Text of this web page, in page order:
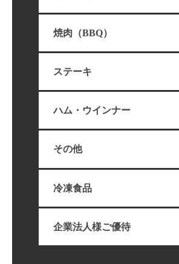
焼肉（BBQ）
ステーキ
ハム・ウインナー
その他
冷凍食品
企業法人様ご優待